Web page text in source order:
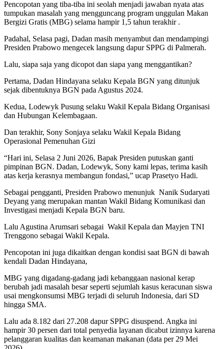
Pencopotan yang tiba-tiba ini seolah menjadi jawaban nyata atas
tumpukan masalah yang mengguncang program unggulan Makan
Bergizi Gratis (MBG) selama hampir 1,5 tahun terakhir .
Padahal, Selasa pagi, Dadan masih menyambut dan mendampingi
Presiden Prabowo mengecek langsung dapur SPPG di Palmerah.
Lalu, siapa saja yang dicopot dan siapa yang menggantikan?
Pertama, Dadan Hindayana selaku Kepala BGN yang ditunjuk
sejak dibentuknya BGN pada Agustus 2024.
Kedua, Lodewyk Pusung selaku Wakil Kepala Bidang Organisasi
dan Hubungan Kelembagaan.
Dan terakhir, Sony Sonjaya selaku Wakil Kepala Bidang
Operasional Pemenuhan Gizi
“Hari ini, Selasa 2 Juni 2026, Bapak Presiden putuskan ganti
pimpinan BGN. Dadan, Lodewyk, Sony kami lepas, terima kasih
atas kerja kerasnya membangun fondasi,” ucap Prasetyo Hadi.
Sebagai pengganti, Presiden Prabowo menunjuk Nanik Sudaryati
Deyang yang merupakan mantan Wakil Bidang Komunikasi dan
Investigasi menjadi Kepala BGN baru.
Lalu Agustina Arumsari sebagai Wakil Kepala dan Mayjen TNI
Trenggono sebagai Wakil Kepala.
Pencopotan ini juga dikaitkan dengan kondisi saat BGN di bawah
kendali Dadan Hindayana,
MBG yang digadang-gadang jadi kebanggaan nasional kerap
berubah jadi masalah besar seperti sejumlah kasus keracunan siswa
usai mengkonsumsi MBG terjadi di seluruh Indonesia, dari SD
hingga SMA.
Lalu ada 8.182 dari 27.208 dapur SPPG disuspend. Angka ini
hampir 30 persen dari total penyedia layanan dicabut izinnya karena
pelanggaran kualitas dan keamanan makanan (data per 29 Mei